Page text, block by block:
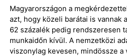
Magyarországon a
azt, hogy közeli barátai is vannak
62 százalék pedig rendszeresen
munkaidőn kívül. A nemzetközi
viszonylag kevesen, mindössze a